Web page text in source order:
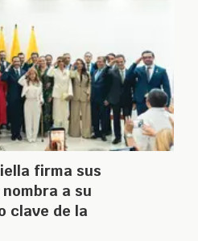
firma sus
a su
clave de la